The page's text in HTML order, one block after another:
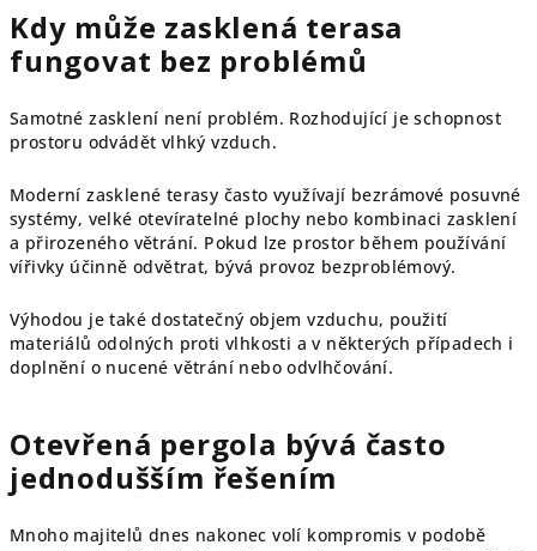
Kdy může zasklená terasa
fungovat bez problémů
Samotné zasklení není problém. Rozhodující je schopnost
prostoru odvádět vlhký vzduch.
Moderní zasklené terasy často využívají bezrámové posuvné
systémy, velké otevíratelné plochy nebo kombinaci zasklení
a přirozeného větrání. Pokud lze prostor během používání
vířivky účinně odvětrat, bývá provoz bezproblémový.
Výhodou je také dostatečný objem vzduchu, použití
materiálů odolných proti vlhkosti a v některých případech i
doplnění o nucené větrání nebo odvlhčování.
Otevřená pergola bývá často
jednodušším řešením
Mnoho majitelů dnes nakonec volí kompromis v podobě